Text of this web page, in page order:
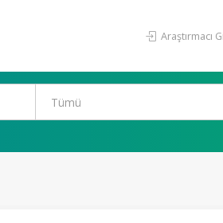
Araştırmacı